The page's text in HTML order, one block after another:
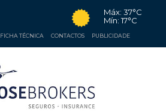
Máx: 37°C
Mín: 17°C
FICHA TÉCNICA CONTACTOS PUBLICIDADE